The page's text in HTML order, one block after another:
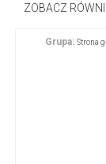
ZOBACZ
Grupa: Strona